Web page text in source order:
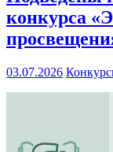
конкурса
03.07.2026